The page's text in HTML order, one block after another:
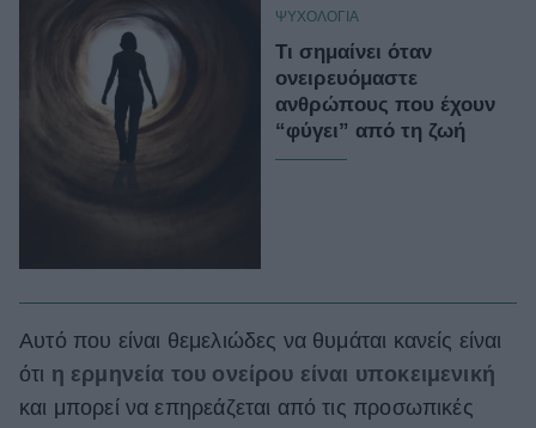
ΨΥΧΟΛΟΓΙΑ
Τι σημαίνει όταν
ονειρευόμαστε
ανθρώπους που έχουν
“φύγει” από τη ζωή
Αυτό που είναι θεμελιώδες να θυμάται κανείς είναι
ότι η ερμηνεία του ονείρου είναι υποκειμενική
και μπορεί να επηρεάζεται από τις προσωπικές